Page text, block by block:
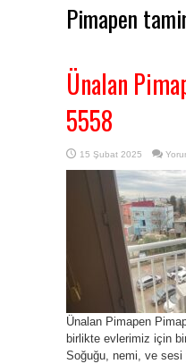
Pimapen
Ünalan
5558
15 Şubat 2025
Ünalan Pimapen
birlikte evlerimiz için
Soğuğu, nemi, ve